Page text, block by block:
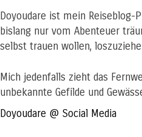
Doyoudare ist mein Reiseblog-
bislang nur vom Abenteuer
selbst trauen wollen,
Mich jedenfalls zieht das
unbekannte Gefilde und
Doyoudare @ Social Media